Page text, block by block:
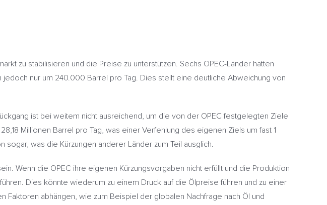
zu stabilisieren und die Preise zu unterstützen. Sechs OPEC-Länder hatten
nur um 240.000 Barrel pro Tag. Dies stellt eine deutliche Abweichung von
ist bei weitem nicht ausreichend, um die von der OPEC festgelegten Ziele
Millionen Barrel pro Tag, was einer Verfehlung des eigenen Ziels um fast 1
was die Kürzungen anderer Länder zum Teil ausglich.
Wenn die OPEC ihre eigenen Kürzungsvorgaben nicht erfüllt und die Produktion
Dies könnte wiederum zu einem Druck auf die Ölpreise führen und zu einer
abhängen, wie zum Beispiel der globalen Nachfrage nach Öl und